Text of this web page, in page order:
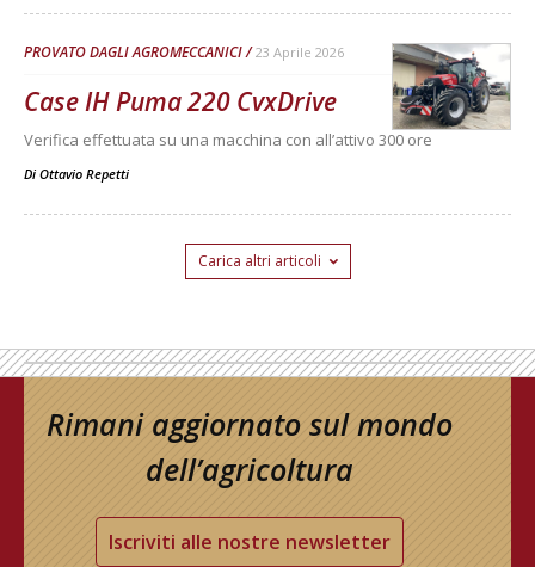
PROVATO DAGLI AGROMECCANICI 23 Aprile 2026
Case IH Puma 220 CvxDrive
Verifica effettuata su una macchina con all’attivo 300 ore
Di Ottavio Repetti
Carica altri articoli
Rimani aggiornato sul mondo
dell’agricoltura
Iscriviti alle nostre newsletter